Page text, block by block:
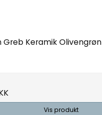
Greb Keramik Olivengrøn
Vis produkt